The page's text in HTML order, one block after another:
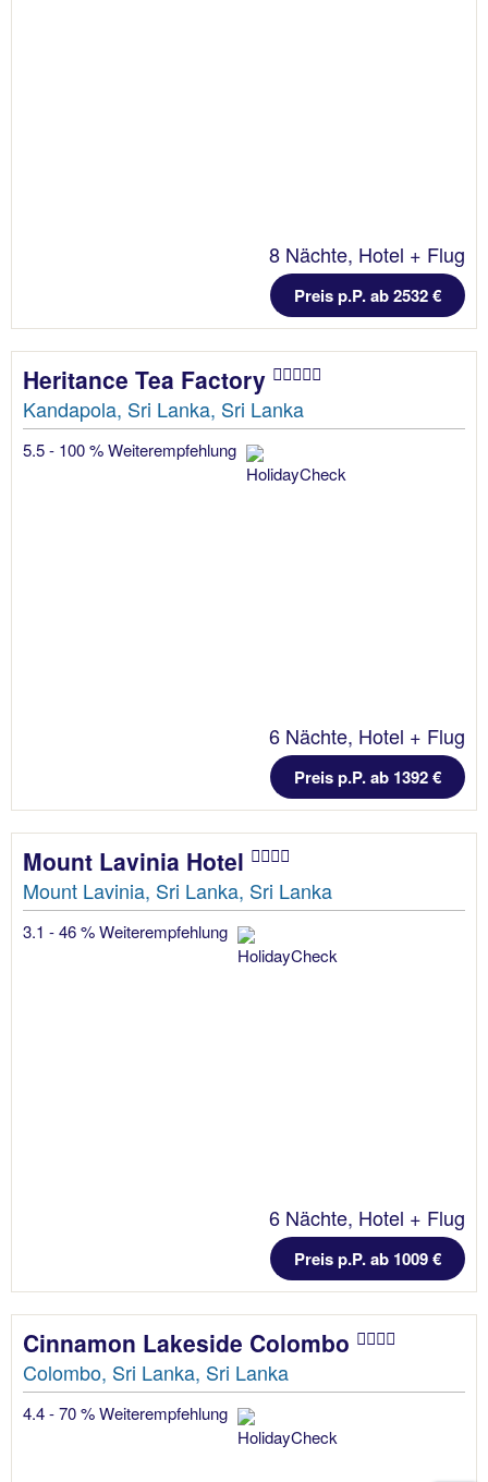
8 Nächte, Hotel + Flug
Preis p.P. ab 2532 €
Heritance Tea Factory
Kandapola, Sri Lanka, Sri Lanka
5.5 - 100 % Weiterempfehlung
6 Nächte, Hotel + Flug
Preis p.P. ab 1392 €
Mount Lavinia Hotel
Mount Lavinia, Sri Lanka, Sri Lanka
3.1 - 46 % Weiterempfehlung
6 Nächte, Hotel + Flug
Preis p.P. ab 1009 €
Cinnamon Lakeside Colombo
Colombo, Sri Lanka, Sri Lanka
4.4 - 70 % Weiterempfehlung